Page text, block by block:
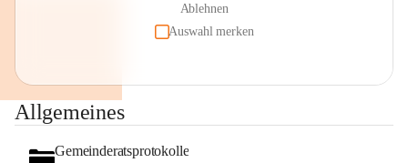
Ablehnen
Auswahl merken
Allgemeines
Gemeinderatsprotokolle